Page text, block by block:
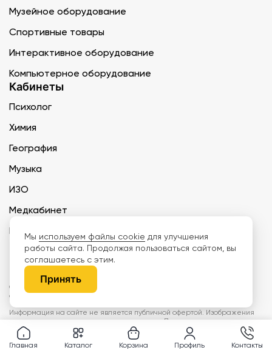
Музейное оборудование
Спортивные товары
Интерактивное оборудование
Компьютерное оборудование
Кабинеты
Психолог
Химия
География
Музыка
ИЗО
Медкабинет
Биология и экология
Технология
ООО «Дети наше будущее» ИНН 6671165273 ОГРН 1216600030250 КПП
667101001 БИК 046577674
Информация на сайте не является публичной офертой. Изображения
могут отличаться от поставляемых товаров. Поставщик оставляет за
собой право изменить цены и характеристики товаров без
предварительного уведомления заказчика, если это не влияет на
качество поставляемой продукции. Мы используем cookie, чтобы делать
Главная Каталог Корзина Профиль Контакты
Мы используем файлы cookie для улучшения
работы сайта. Продолжая пользоваться сайтом, вы
соглашаетесь с этим.
Принять